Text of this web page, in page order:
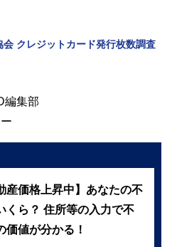
クレジットカード発行枚数調査
編集部
産価格上昇中】あなたの不
くら？ 住所等の入力で不
価値が分かる！